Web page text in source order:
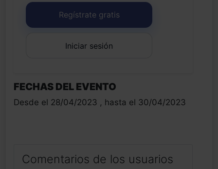
Regístrate gratis
Iniciar sesión
FECHAS DEL EVENTO
Desde el 28/04/2023 , hasta el 30/04/2023
Comentarios de los usuarios